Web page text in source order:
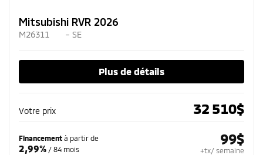
Mitsubishi RVR 2026
M26311 – SE
Plus de détails
Votre prix 32 510$
Financement à partir de
2,99% / 84 mois
99$
+tx/ semaine